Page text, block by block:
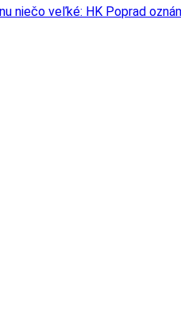
niečo veľké: HK Poprad